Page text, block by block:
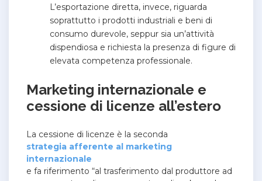
L’esportazione diretta, invece, riguarda
soprattutto i prodotti industriali e beni di
consumo durevole, seppur sia un’attività
dispendiosa e richiesta la presenza di figure di
elevata competenza professionale.
Marketing internazionale e
cessione di licenze all’estero
La cessione di licenze è la seconda
strategia afferente al marketing
internazionale
e fa riferimento “al trasferimento dal produttore ad